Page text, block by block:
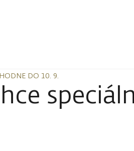
DO 10. 9.
DO 10. 9.